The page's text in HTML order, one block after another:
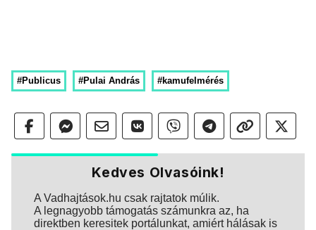
#Publicus #Pulai András #kamufelmérés
Kedves Olvasóink!
A Vadhajtások.hu csak rajtatok múlik.
A legnagyobb támogatás számunkra az, ha
direktben keresitek portálunkat, amiért hálásak is